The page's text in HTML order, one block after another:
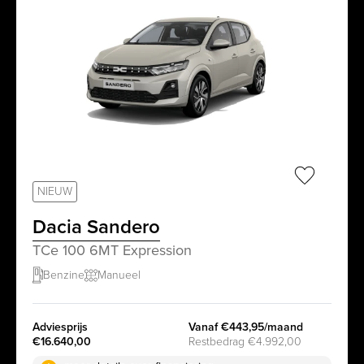
NIEUW
Dacia Sandero
TCe 100 6MT Expression
Benzine Manueel
Adviesprijs
€16.640,00
Vanaf €443,95/maand
Restbedrag €4.992,00